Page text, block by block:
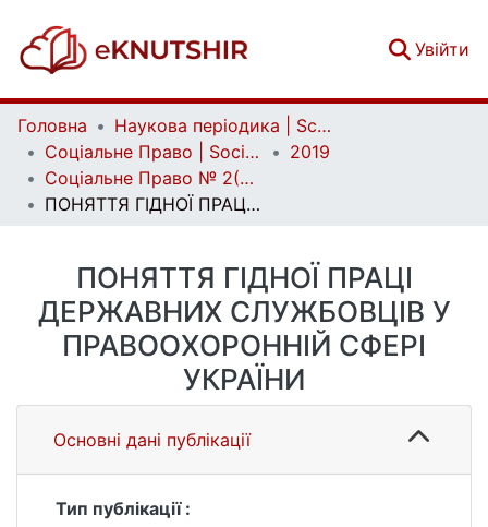
Увійти
Головна
Наукова періодика | Scientific periodicals
Соціальне Право | Social Law
2019
Соціальне Право № 2(2019)
ПОНЯТТЯ ГІДНОЇ ПРАЦІ ДЕРЖАВНИХ СЛУЖБОВЦІВ У ПРАВООХОРОННІЙ СФЕРІ УКРАЇНИ
ПОНЯТТЯ ГІДНОЇ ПРАЦІ
ДЕРЖАВНИХ СЛУЖБОВЦІВ У
ПРАВООХОРОННІЙ СФЕРІ
УКРАЇНИ
Основні дані публікації
Тип публікації :